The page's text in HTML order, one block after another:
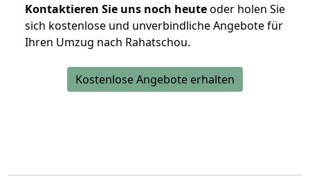
Kontaktieren Sie uns noch heuteoder holen Sie
sich kostenlose und unverbindliche Angebote für
Ihren Umzug nach Rahatschou.
Kostenlose Angebote erhalten